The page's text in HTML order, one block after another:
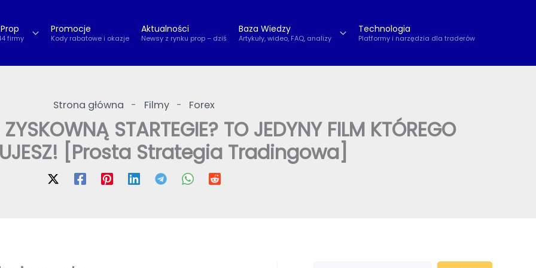
firmy
Promocje
Kody rabatowe i okazje
Aktualności
Newsy z rynku prop – dziś
Baza Wiedzy
Artykuły, wideo, FAQ, analizy
Technologia
Platformy i narzędzia dla traderów
Strona główna - Filmy - Forex
STARTEGIE? TO JEDYNY FILM KTÓREGO
[Prosta Strategia Tradingowa]